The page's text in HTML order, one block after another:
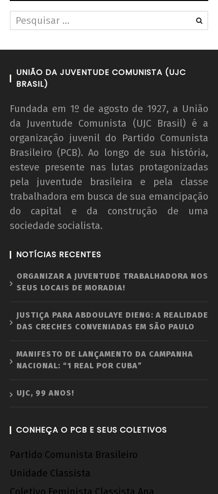
UNIÃO DA JUVENTUDE COMUNISTA (UJC
BRASIL)
Fundada em 1º de agosto de 1927, a União
da Juventude Comunista (UJC Brasil) é a
organização juvenil do Partido Comunista
Brasileiro (PCB). Ao longo de sua história,
esteve presente nas lutas protagonizadas
pela juventude brasileira e pela classe
trabalhadora em busca de sua emancipação
do capital e da construção de uma
sociedade socialista.
NOTÍCIAS RECENTES
ORGANIZAR A JUVENTUDE TRABALHADORA NOS
SEUS LOCAIS DE MORADIA!
JUSTIÇA PARA ABDOULAYE DIENG: A REALIDADE
DAS CRECHES CONVENIADAS EM SÃO PAULO
MANIFESTO DE LANÇAMENTO DA CAMPANHA
NACIONAL: “1 REAL POR CUBA”
UJC, 99 ANOS!
CONHEÇA O PCB E SEUS COLETIVOS
Partido Comunista Brasileiro
Unidade Classista